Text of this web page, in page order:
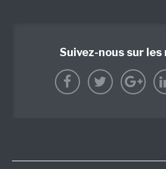
Suivez-nous sur les